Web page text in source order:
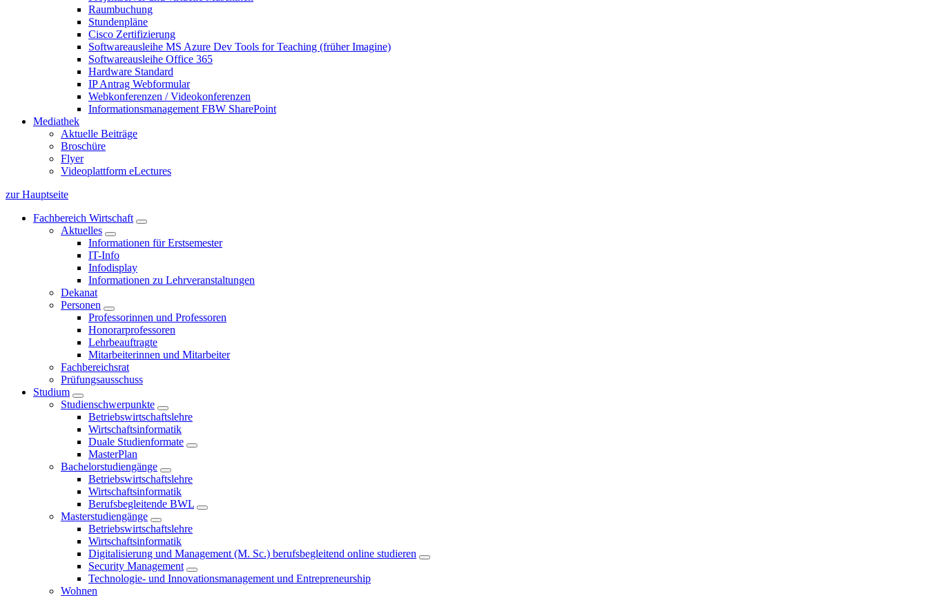
Raumbuchung
Stundenpläne
Cisco Zertifizierung
Softwareausleihe MS Azure Dev Tools for Teaching (früher Imagine)
Softwareausleihe Office 365
Hardware Standard
IP Antrag Webformular
Webkonferenzen / Videokonferenzen
Informationsmanagement FBW SharePoint
Mediathek
Aktuelle Beiträge
Broschüre
Flyer
Videoplattform eLectures
zur Hauptseite
Fachbereich Wirtschaft
Aktuelles
Informationen für Erstsemester
IT-Info
Infodisplay
Informationen zu Lehrveranstaltungen
Dekanat
Personen
Professorinnen und Professoren
Honorarprofessoren
Lehrbeauftragte
Mitarbeiterinnen und Mitarbeiter
Fachbereichsrat
Prüfungsausschuss
Studium
Studienschwerpunkte
Betriebswirtschaftslehre
Wirtschaftsinformatik
Duale Studienformate
MasterPlan
Bachelorstudiengänge
Betriebswirtschaftslehre
Wirtschaftsinformatik
Berufsbegleitende BWL
Masterstudiengänge
Betriebswirtschaftslehre
Wirtschaftsinformatik
Digitalisierung und Management (M. Sc.) berufsbegleitend online studieren
Security Management
Technologie- und Innovationsmanagement und Entrepreneurship
Wohnen